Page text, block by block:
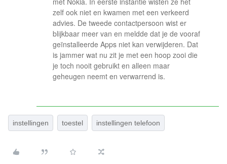
zelf ook niet en kwamen met een verkeerd
advies. De tweede contactpersoon wist er
blijkbaar meer van en meldde dat je de vooraf
geïnstalleerde Apps niet kan verwijderen. Dat
is jammer wat nu zit je met een hoop zooi die
je toch nooit gebruikt en alleen maar
geheugen neemt en verwarrend is.
instellingen toestel instellingen telefoon